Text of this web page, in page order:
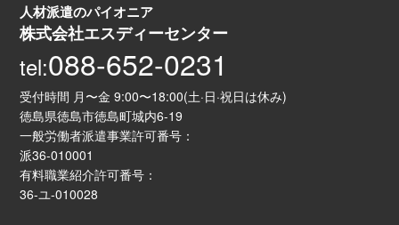
人材派遣のパイオニア
株式会社エスディーセンター
tel:088-652-0231
受付時間 月〜金 9:00〜18:00(土·日·祝日は休み)
徳島県徳島市徳島町城内6-19
一般労働者派遣事業許可番号：
派36-010001
有料職業紹介許可番号：
36-ユ-010028